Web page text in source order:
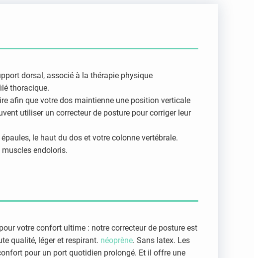
dorsal, associé à la thérapie physique
thoracique.
afin que votre dos maintienne une position verticale
utiliser un correcteur de posture pour corriger leur
le haut du dos et votre colonne vertébrale.
muscles endoloris.
votre confort ultime : notre correcteur de posture est
qualité, léger et respirant. néoprène. Sans latex. Les
pour un port quotidien prolongé. Et il offre une